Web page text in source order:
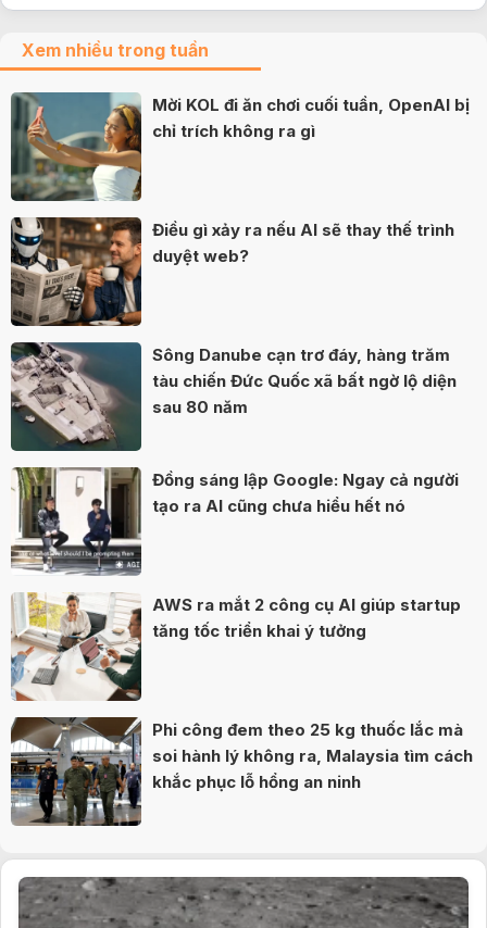
Xem nhiều trong tuần
Mời KOL đi ăn chơi cuối tuần, OpenAI bị
chỉ trích không ra gì
Điều gì xảy ra nếu AI sẽ thay thế trình
duyệt web?
Sông Danube cạn trơ đáy, hàng trăm
tàu chiến Đức Quốc xã bất ngờ lộ diện
sau 80 năm
Đồng sáng lập Google: Ngay cả người
tạo ra AI cũng chưa hiểu hết nó
AWS ra mắt 2 công cụ AI giúp startup
tăng tốc triển khai ý tưởng
Phi công đem theo 25 kg thuốc lắc mà
soi hành lý không ra, Malaysia tìm cách
khắc phục lỗ hổng an ninh